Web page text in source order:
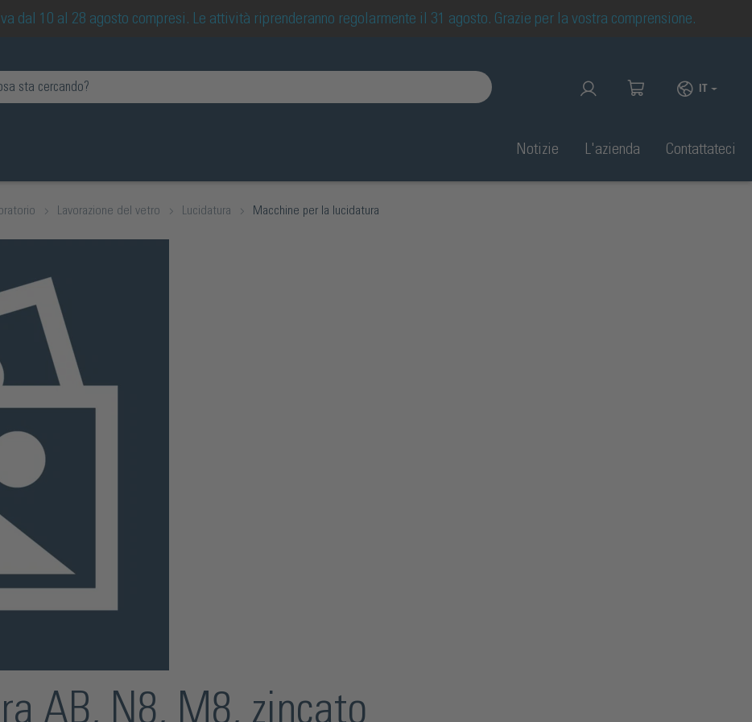
dal 10 al 28 agosto compresi. Le attività riprenderanno regolarmente il 31 agosto. Grazie per la vostra comprensione.
IT
Notizie L'azienda Contattateci
Lavorazione del vetro Lucidatura Macchine per la lucidatura
AB, N8, M8, zincato